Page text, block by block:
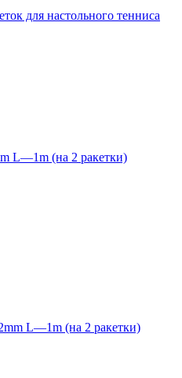
для настольного тенниса
L—1m (на 2 ракетки)
L—1m (на 2 ракетки)